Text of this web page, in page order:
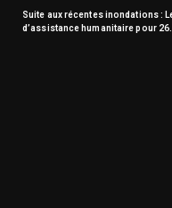
Suite aux récentes inondations :
d’assistance humanitaire pour